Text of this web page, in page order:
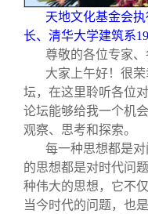
三
实
会
总
理
制
联
天地文化基金会
长、清华大学建筑系
尊敬的各位专家、
大家上午好！很
坛，在这里聆听各位
论坛能够给我一个机
观察、思考和探索。
每一种思想都是
的思想都是对时代问
种伟大的思想，它不
当今时代的问题，也